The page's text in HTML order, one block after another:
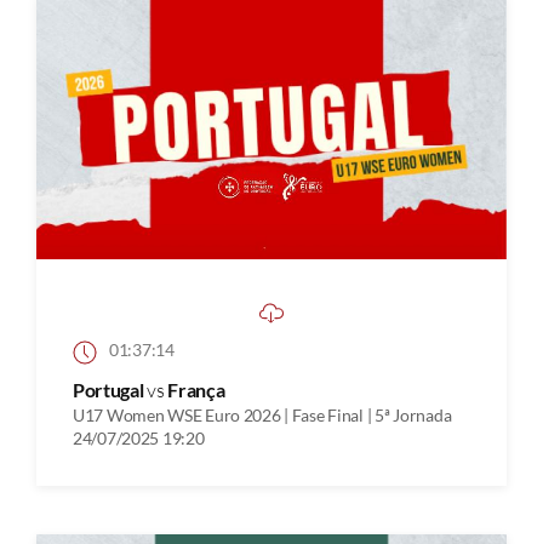
01:37:14
Portugalvs França
U17 Women WSE Euro 2026 | Fase Final | 5ª Jornada
24/07/2025 19:20